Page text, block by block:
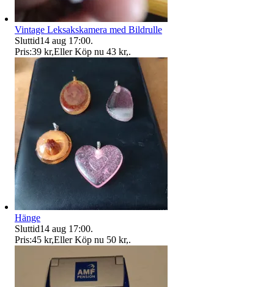
Vintage Leksakskamera med Bildrulle
Sluttid14 aug 17:00.
Pris:39 kr,Eller Köp nu 43 kr,.
Hänge
Sluttid14 aug 17:00.
Pris:45 kr,Eller Köp nu 50 kr,.